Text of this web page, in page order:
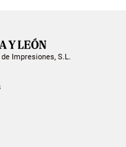
Impresiones, S.L.